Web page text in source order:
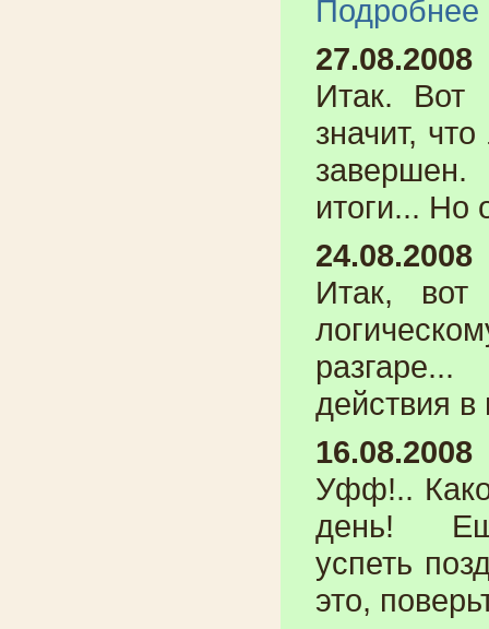
Подробнее
27.08.2008
Итак. Вот
значит,
итоги... Но
24.08.2008
Итак,
действия
16.08.2008
Уфф!..
день!
успеть
это,